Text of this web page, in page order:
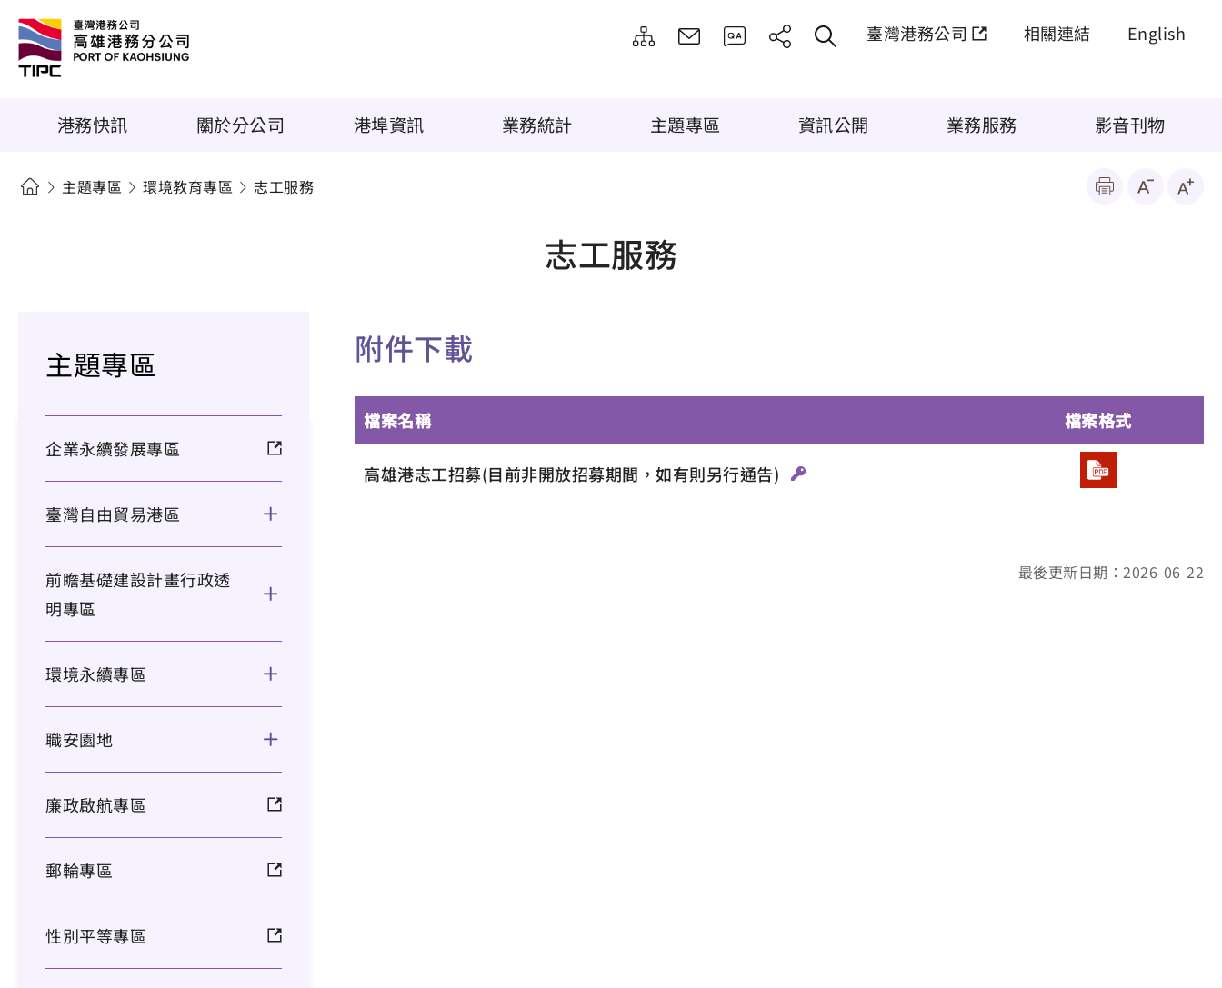
臺灣港務公司 相關連結 English
港務快訊 關於分公司 港埠資訊 業務統計 主題專區 資訊公開 業務服務 影音刊物
主題專區 環境教育專區 志工服務
志工服務
主題專區
企業永續發展專區
臺灣自由貿易港區
前瞻基礎建設計畫行政透
明專區
環境永續專區
職安園地
廉政啟航專區
郵輪專區
性別平等專區
附件下載
檔案名稱 檔案格式
高雄港志工招募(目前非開放招募期間，如有則另行通告)
最後更新日期：2026-06-22